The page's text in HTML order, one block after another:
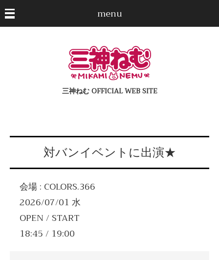
menu
三神ねむ OFFICIAL WEB SITE
対バンイベントに出演★
会場 : COLORS.366
2026/07/01 水
OPEN / START
18:45 / 19:00